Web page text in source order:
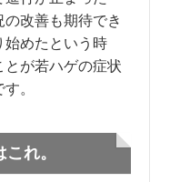
改善も期待でき
始めたという時
とが若ハゲの症状
。
れ。